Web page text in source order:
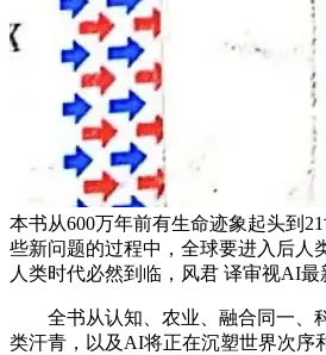
本书从600万年前有生命迹象起头到
些新问题的过程中，全球要进入后人
人类时代必然到临，风君 译审视AI最
全书从认知、农业、融合同一、
类汗青，以及AI将正在沉塑世界次序